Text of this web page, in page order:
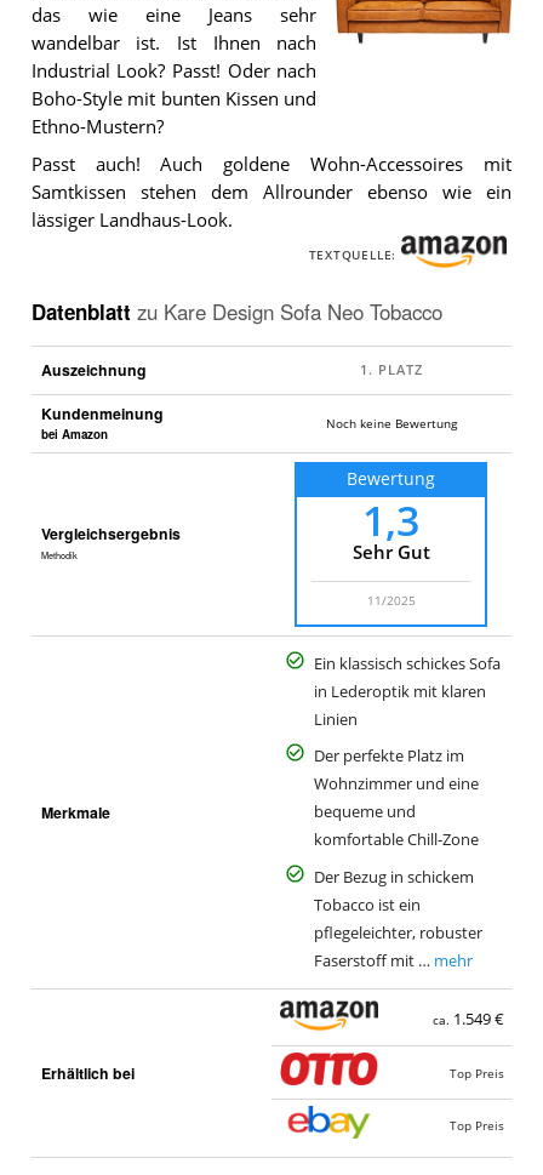
Sofa
Neo
das wie eine Jeans sehr
wandelbar ist. Ist Ihnen nach
Industrial Look? Passt! Oder nach
Boho-Style mit bunten Kissen und
Ethno-Mustern?
Passt auch! Auch goldene Wohn-Accessoires mit
Samtkissen stehen dem Allrounder ebenso wie ein
lässiger Landhaus-Look.
TEXTQUELLE:
Datenblatt zu Kare Design Sofa Neo Tobacco
Auszeichnung
Kundenmeinung
bei Amazon
Noch keine Bewertung
Vergleichsergebnis
Methodik
Bewertung
1,3
Sehr Gut
11/2025
Merkmale
Ein klassisch schickes Sofa
in Lederoptik mit klaren
Linien
Der perfekte Platz im
Wohnzimmer und eine
bequeme und
komfortable Chill-Zone
Der Bezug in schickem
Tobacco ist ein
pflegeleichter, robuster
Faserstoff mit … mehr
Erhältlich bei
ca. 1.549 €
Top Preis
Top Preis